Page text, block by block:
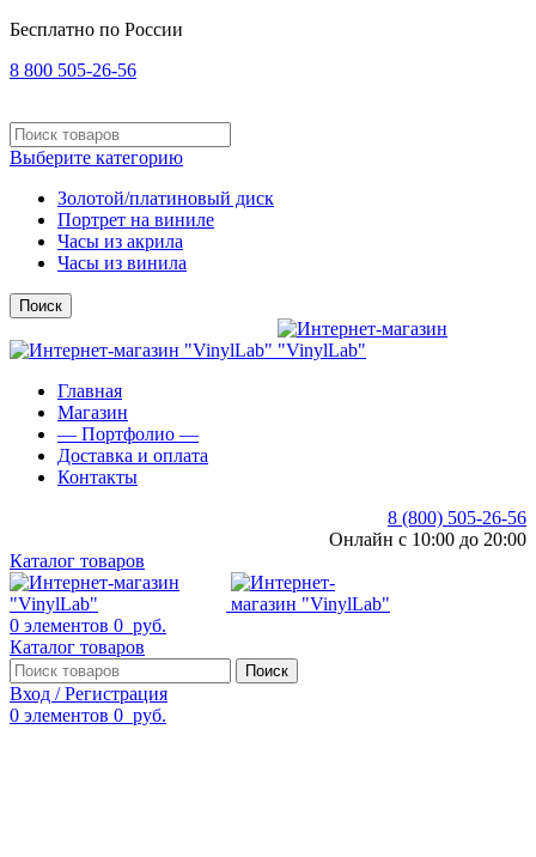
Бесплатно по России
8 800 505-26-56
Выберите категорию
Золотой/платиновый диск
Портрет на виниле
Часы из акрила
Часы из винила
Поиск
Главная
Магазин
— Портфолио —
Доставка и оплата
Контакты
8 (800) 505-26-56
Онлайн с 10:00 до 20:00
Каталог товаров
0 элементов 0 руб.
Каталог товаров
Поиск
Вход / Регистрация
0 элементов 0 руб.